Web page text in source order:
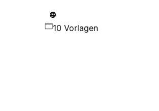
10 Vorlagen